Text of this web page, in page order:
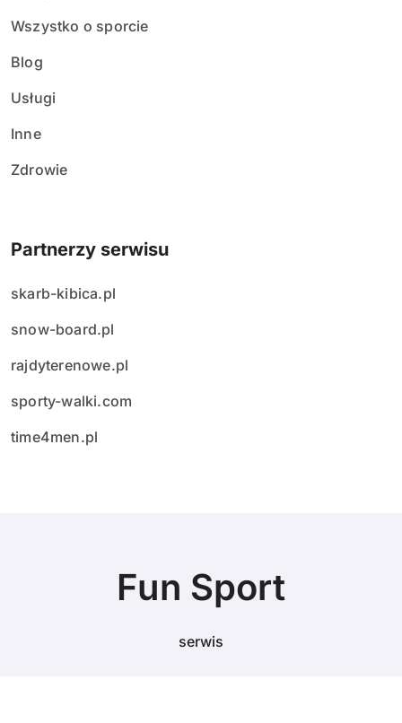
Wszystko o sporcie
Blog
Usługi
Inne
Zdrowie
Partnerzy serwisu
skarb-kibica.pl
snow-board.pl
rajdyterenowe.pl
sporty-walki.com
time4men.pl
Fun Sport
serwis